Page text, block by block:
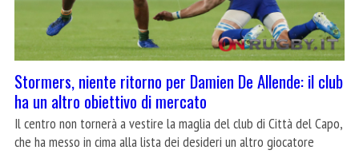
Stormers, niente ritorno per Damien De Allende: il club
ha un altro obiettivo di mercato
Il centro non tornerà a vestire la maglia del club di Città del Capo,
che ha messo in cima alla lista dei desideri un altro giocatore